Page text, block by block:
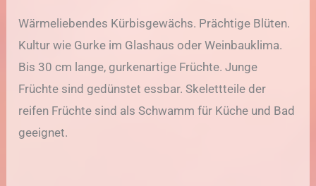
Wärmeliebendes Kürbisgewächs. Prächtige Blüten.
Kultur wie Gurke im Glashaus oder Weinbauklima.
Bis 30 cm lange, gurkenartige Früchte. Junge
Früchte sind gedünstet essbar. Skelettteile der
reifen Früchte sind als Schwamm für Küche und Bad
geeignet.